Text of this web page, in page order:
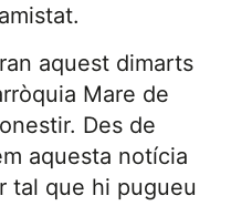
aquest dimarts
Mare de
Des de
aquesta notícia
tal que hi pugueu